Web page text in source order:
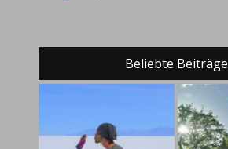
Beliebte Beiträge